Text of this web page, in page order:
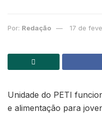
Por: Redação 17 de
Unidade do PETI
e alimentação para